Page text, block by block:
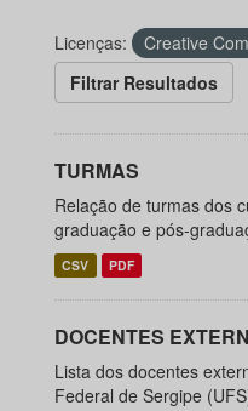
Licenças:
Creative
Filtrar Resultados
TURMAS
Relação de turmas dos
graduação e pós-
CSV PDF
DOCENTES
Lista dos docentes
Federal de Sergipe